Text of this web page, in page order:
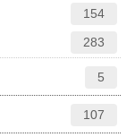
154
283
5
107